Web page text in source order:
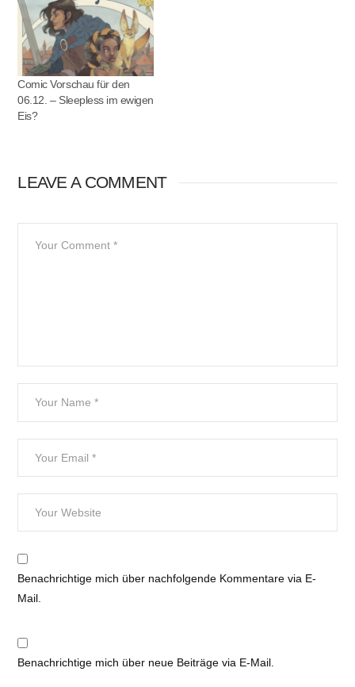
Comic Vorschau für den
06.12. – Sleepless im ewigen
Eis?
LEAVE A COMMENT
Benachrichtige mich über nachfolgende Kommentare via E-
Mail.
Benachrichtige mich über neue Beiträge via E-Mail.